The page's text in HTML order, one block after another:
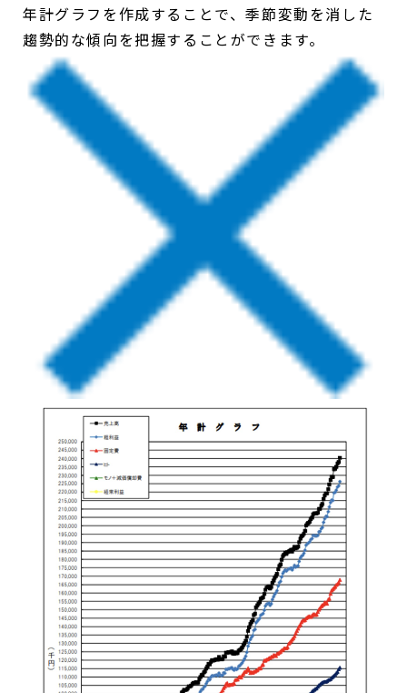
年計グラフを作成することで、季節変動を消した
趨勢的な傾向を把握することができます。